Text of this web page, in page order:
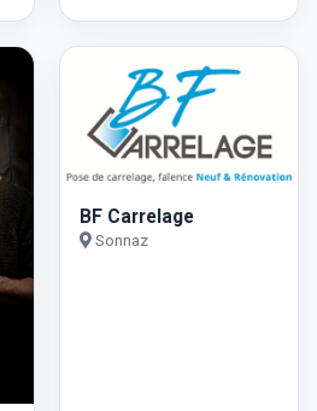
BF Carrelage
Sonnaz